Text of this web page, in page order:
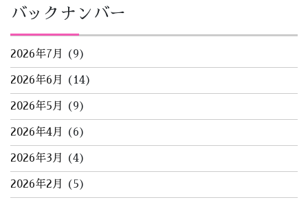
バックナンバー
2026年7月 (9)
2026年6月 (14)
2026年5月 (9)
2026年4月 (6)
2026年3月 (4)
2026年2月 (5)